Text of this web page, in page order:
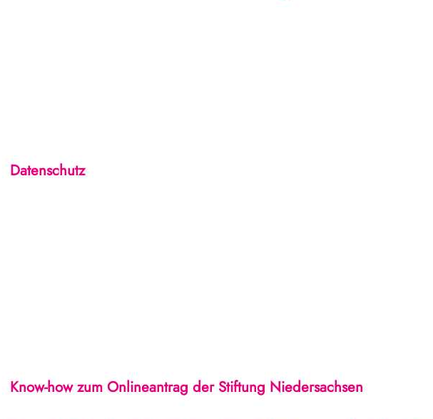
Datenschutz
Know-how zum Onlineantrag der Stiftung Niedersachsen